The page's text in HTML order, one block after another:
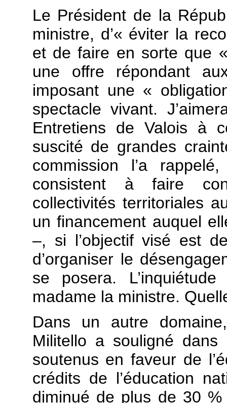
Le Président de la
ministre, d’« éviter la
et de faire en sorte que
une offre répondant
imposant une «
spectacle vivant.
Entretiens de Valois à
suscité de grandes
commission l’a
consistent à faire
collectivités territoriales
un financement auquel
–, si l’objectif visé est
d’organiser le
se posera.
madame la ministre.
Dans un autre
Militello a souligné dans
soutenus en faveur de
crédits de l’éducation
diminué de plus de 30